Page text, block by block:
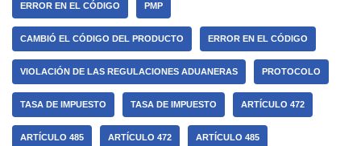
ERROR EN EL CÓDIGO PMP
CAMBIÓ EL CÓDIGO DEL PRODUCTO ERROR EN EL CÓDIGO
VIOLACIÓN DE LAS REGULACIONES ADUANERAS PROTOCOLO
TASA DE IMPUESTO TASA DE IMPUESTO ARTÍCULO 472
ARTÍCULO 485 ARTÍCULO 472 ARTÍCULO 485